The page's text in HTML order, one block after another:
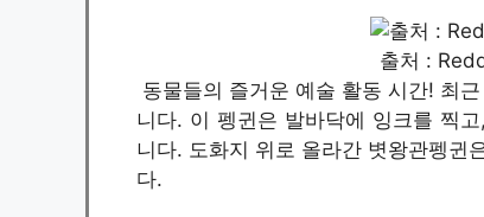
출처 :
동물들의 즐거운 예술 활동 시간! 최
니다. 이 펭귄은 발바닥에 잉크를 찍
니다. 도화지 위로 올라간 볏왕관펭귄
다.